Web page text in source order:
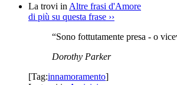
La trovi in Altre frasi d'Amore
di più su questa frase ››
“Sono fottutamente presa - o
Dorothy Parker
[Tag:innamoramento]